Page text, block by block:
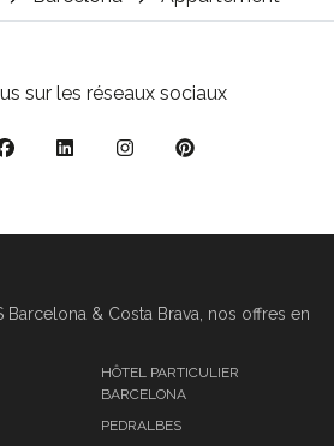
sur les réseaux sociaux
Barcelona & Costa Brava, nos offres en
HÔTEL PARTICULIER
BARCELONA
PEDRALBES